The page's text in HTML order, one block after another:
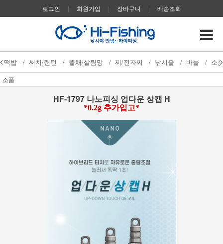
로그인 | 회원가입 | 장바구니 | 배송조회
떡밥 / 써치/랜턴 / 뜰채/살림망 / 찌/전자찌 / 낚시줄 / 바늘 / 소
소품
HF-1797 나노피싱 업다운 상캡 H
*0.2g 추가입고*